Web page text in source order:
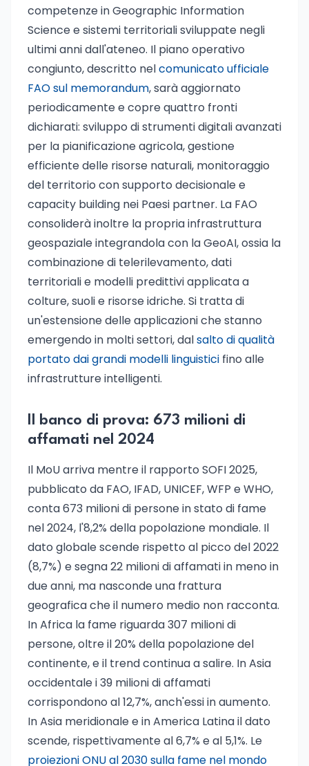
competenze in Geographic Information
Science e sistemi territoriali sviluppate negli
ultimi anni dall'ateneo. Il piano operativo
congiunto, descritto nelcomunicato ufficiale
FAO sul memorandum, sarà aggiornato
periodicamente e copre quattro fronti
dichiarati: sviluppo di strumenti digitali avanzati
per la pianificazione agricola, gestione
efficiente delle risorse naturali, monitoraggio
del territorio con supporto decisionale e
capacity building nei Paesi partner. La FAO
consoliderà inoltre la propria infrastruttura
geospaziale integrandola con la GeoAI, ossia la
combinazione di telerilevamento, dati
territoriali e modelli predittivi applicata a
colture, suoli e risorse idriche. Si tratta di
un'estensione delle applicazioni che stanno
emergendo in molti settori, dalsalto di qualità
portato dai grandi modelli linguistici fino alle
infrastrutture intelligenti.
Il banco di prova: 673 milioni di
affamati nel 2024
Il MoU arriva mentre il rapporto SOFI 2025,
pubblicato da FAO, IFAD, UNICEF, WFP e WHO,
conta 673 milioni di persone in stato di fame
nel 2024, l'8,2% della popolazione mondiale. Il
dato globale scende rispetto al picco del 2022
(8,7%) e segna 22 milioni di affamati in meno in
due anni, ma nasconde una frattura
geografica che il numero medio non racconta.
In Africa la fame riguarda 307 milioni di
persone, oltre il 20% della popolazione del
continente, e il trend continua a salire. In Asia
occidentale i 39 milioni di affamati
corrispondono al 12,7%, anch'essi in aumento.
In Asia meridionale e in America Latina il dato
scende, rispettivamente al 6,7% e al 5,1%. Le
proiezioni ONU al 2030 sulla fame nel mondo